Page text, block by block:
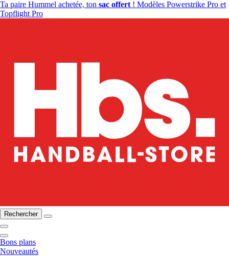
Ta paire Hummel achetée, ton sac offert ! Modèles Powerstrike Pro et
Topflight Pro
Rechercher
Bons plans
Nouveautés